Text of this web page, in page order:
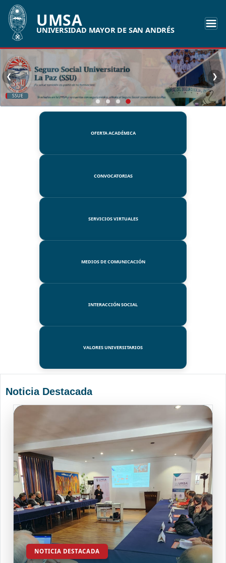
UMSA
UNIVERSIDAD MAYOR DE SAN ANDRÉS
SSUE
❮ ❯
OFERTA ACADÉMICA
CONVOCATORIAS
SERVICIOS VIRTUALES
MEDIOS DE COMUNICACIÓN
INTERACCIÓN SOCIAL
VALORES UNIVERSITARIOS
Noticia Destacada
NOTICIA DESTACADA